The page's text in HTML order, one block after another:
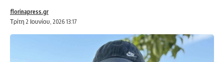
Τρίτη 2 Ιουνίου, 2026 13:17
florinapress.gr